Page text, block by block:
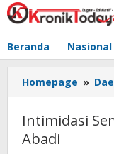
Lewati
ke
Beranda Nasional
Homepage »
Intimidasi
Abadi